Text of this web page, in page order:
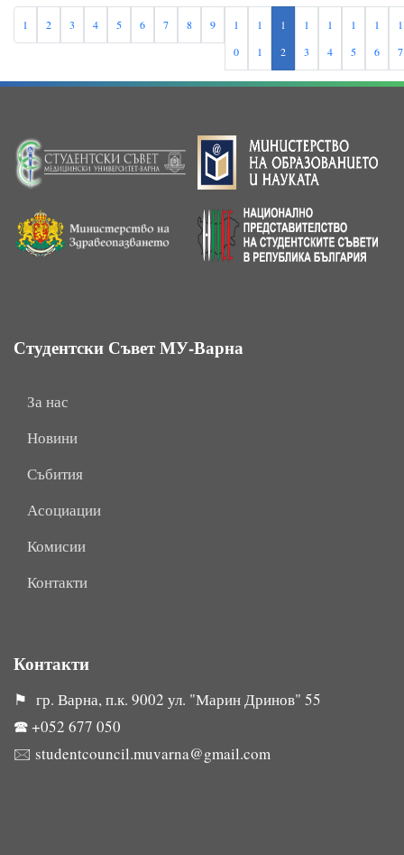
1 2 3 4 5 6 7 8 9
1
0
1
1
1
2
1
3
1
4
1
5
1
6
1
7
Студентски Съвет МУ-Варна
За нас
Новини
Събития
Асоциации
Комисии
Контакти
Контакти
⚑ гр. Варна, п.к. 9002 ул. "Марин Дринов" 55
🕿+052 677 050
🖂 studentcouncil.muvarna@gmail.com